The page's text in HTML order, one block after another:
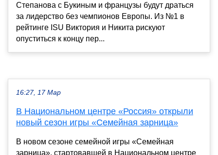
Степанова с Букиным и французы будут драться
за лидерство без чемпионов Европы. Из №1 в
рейтинге ISU Виктория и Никита рискуют
опуститься к концу пер...
16:27, 17 Мар
В Национальном центре «Россия» открыли
новый сезон игры «Семейная зарница»
В новом сезоне семейной игры «Семейная
зарница», стартовавшей в Национальном центре